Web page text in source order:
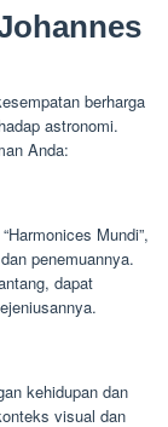
berharga
astronomi.
Anda:
Mundi”,
penemuannya.
dapat
kehidupan dan
visual dan